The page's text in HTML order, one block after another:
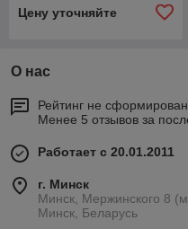
Цену уточняйте
О нас
Рейтинг не сформирован
Менее 5 отзывов за
Работает с 20.01.2011
г. Минск
Минск, Мержинского 8
Минск, Беларусь